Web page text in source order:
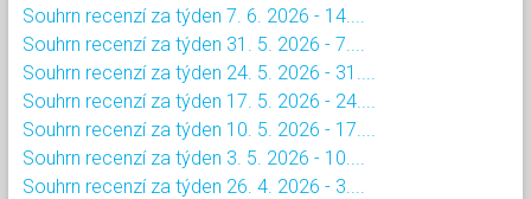
Souhrn recenzí za týden 7. 6. 2026 - 14....
Souhrn recenzí za týden 31. 5. 2026 - 7....
Souhrn recenzí za týden 24. 5. 2026 - 31....
Souhrn recenzí za týden 17. 5. 2026 - 24....
Souhrn recenzí za týden 10. 5. 2026 - 17....
Souhrn recenzí za týden 3. 5. 2026 - 10....
Souhrn recenzí za týden 26. 4. 2026 - 3....